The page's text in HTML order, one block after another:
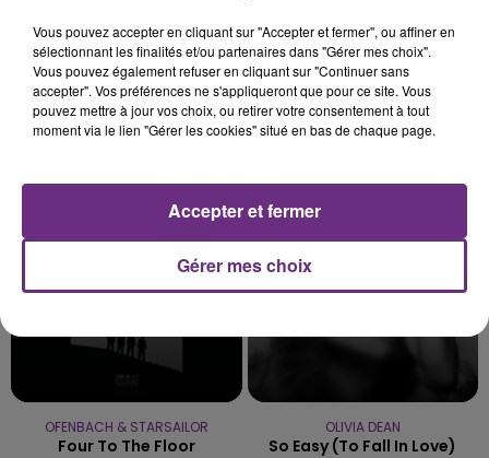
SES PORTES
C'était l'une des institutions du centre-ville
rémois. Le magasin JouéClub est contraint de
fermer ses portes.
TITRES DIFFUSÉS
OFENBACH & STARSAILOR
Four To The Floor
18h18
18h18
OLIVIA DEAN
So Easy (to Fall In Love)
Vous pouvez accepter en cliquant sur "Accepter et fermer", ou affiner en
sélectionnant les finalités et/ou partenaires dans "Gérer mes choix".
Vous pouvez également refuser en cliquant sur "Continuer sans
accepter". Vos préférences ne s'appliqueront que pour ce site. Vous
pouvez mettre à jour vos choix, ou retirer votre consentement à tout
moment via le lien "Gérer les cookies" situé en bas de chaque page.
Gérer mes choix
Accepter et fermer